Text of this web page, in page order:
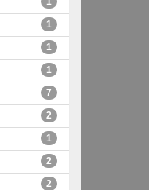
1
1
1
7
2
1
2
2